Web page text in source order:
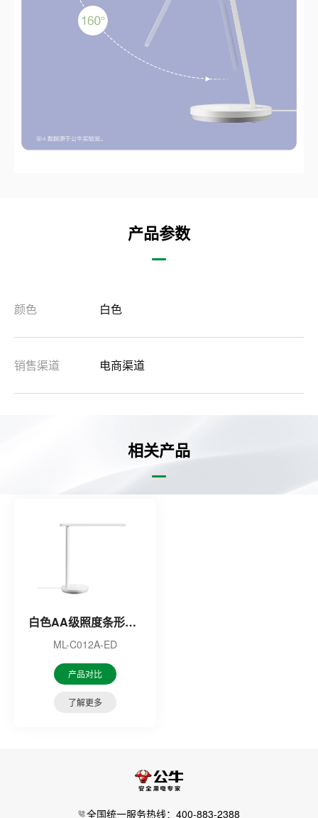
产品参数
颜色 白色
销售渠道 电商渠道
相关产品
白色AA级照度条形台灯
ML-C012A-ED
产品对比
了解更多
全国统一服务热线：400-883-2388